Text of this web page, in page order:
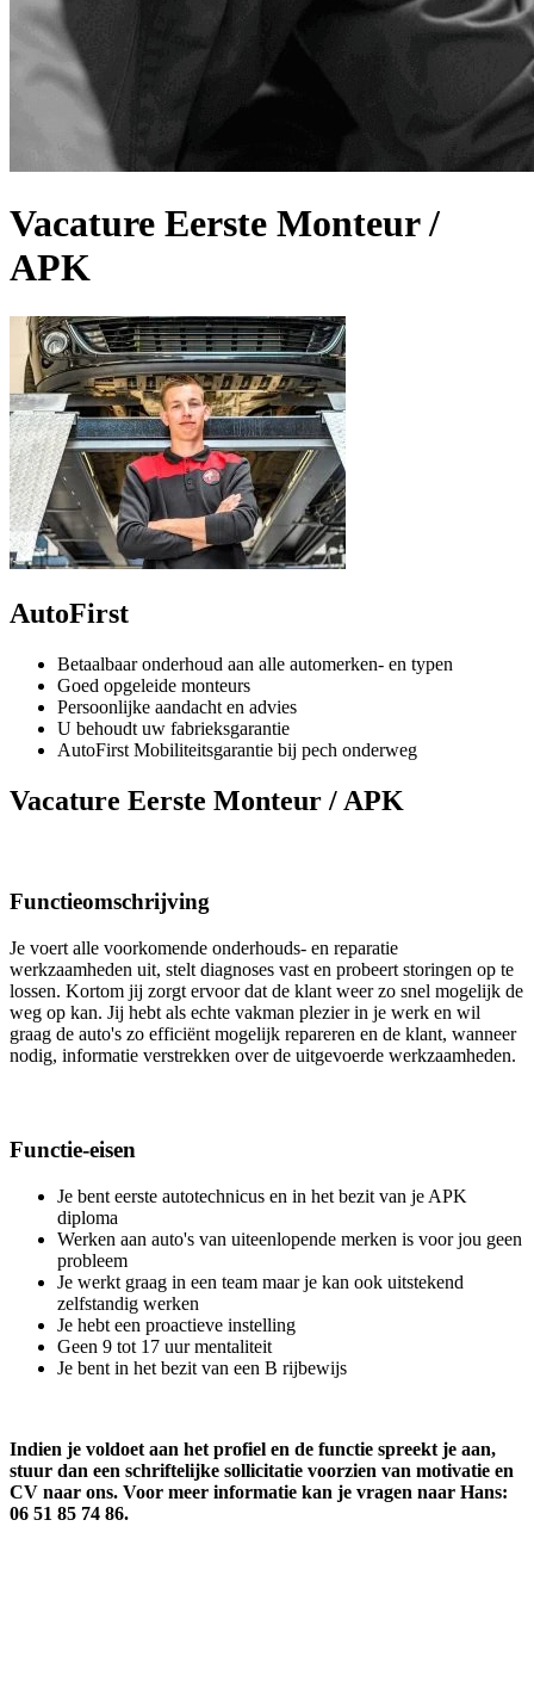
Vacature Eerste Monteur /
APK
AutoFirst
Betaalbaar onderhoud aan alle automerken- en typen
Goed opgeleide monteurs
Persoonlijke aandacht en advies
U behoudt uw fabrieksgarantie
AutoFirst Mobiliteitsgarantie bij pech onderweg
Vacature Eerste Monteur / APK
Functieomschrijving
Je voert alle voorkomende onderhouds- en reparatie
werkzaamheden uit, stelt diagnoses vast en probeert storingen op te
lossen. Kortom jij zorgt ervoor dat de klant weer zo snel mogelijk de
weg op kan. Jij hebt als echte vakman plezier in je werk en wil
graag de auto's zo efficiënt mogelijk repareren en de klant, wanneer
nodig, informatie verstrekken over de uitgevoerde werkzaamheden.
Functie-eisen
Je bent eerste autotechnicus en in het bezit van je APK
diploma
Werken aan auto's van uiteenlopende merken is voor jou geen
probleem
Je werkt graag in een team maar je kan ook uitstekend
zelfstandig werken
Je hebt een proactieve instelling
Geen 9 tot 17 uur mentaliteit
Je bent in het bezit van een B rijbewijs
Indien je voldoet aan het profiel en de functie spreekt je aan,
stuur dan een schriftelijke sollicitatie voorzien van motivatie en
CV naar ons. Voor meer informatie kan je vragen naar Hans:
06 51 85 74 86.